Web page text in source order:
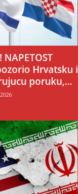
NAPETOST
Hrvatsku i
poruku,...